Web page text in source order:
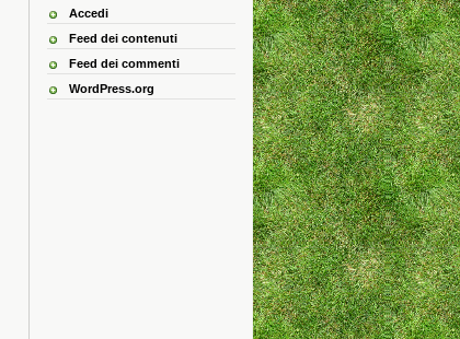
Accedi
Feed dei contenuti
Feed dei commenti
WordPress.org